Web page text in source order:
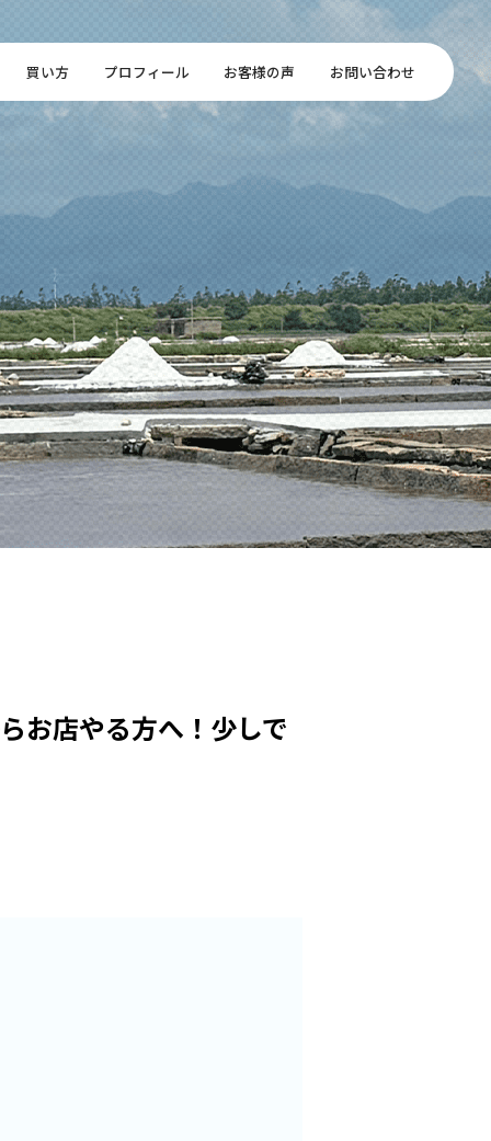
買い方 プロフィール お客様の声 お問い合わせ
お店やる方へ！少しで